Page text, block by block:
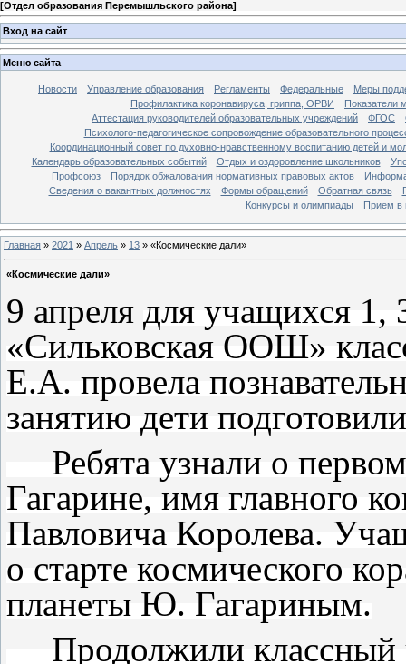
[Отдел образования Перемышльского района]
Вход на сайт
Меню сайта
Новости Управление образования Регламенты Федеральные
Меры
Профилактика коронавируса, гриппа, ОРВИ
Показатели
Аттестация руководителей образовательных учреждений
ФГОС
Психолого-педагогическое сопровождение образовательного
Координационный совет по духовно-нравственному воспитанию детей и
Календарь образовательных событий
Отдых и оздоровление школьников
Профсоюз
Порядок обжалования нормативных правовых актов
Сведения о вакантных должностях
Формы обращений Обратная связь
Конкурсы и олимпиады
Прием в
Главная » 2021 » Апрель » 13 » «Космические дали»
«Космические дали»
9 апреля для учащихся
«Сильковская ООШ»
Е.А. провела
занятию дети
Ребята узнали о
Гагарине, имя главного
Павловича Королева.
о старте космического
планеты Ю. Гагариным.
Продолжили классный